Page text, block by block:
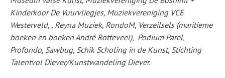
Kinderkoor De Vuurvliegjes, Muziekvereniging VCE
Westerveld, , Reyna Muziek, RondoM, Verzeilsels (maritieme
boeken en boeken André Rotteveel), Podium Parel,
Profondo, Sawbug, Schik Scholing in de Kunst, Stichting
Talentvol Diever/Kunstwandeling Diever.